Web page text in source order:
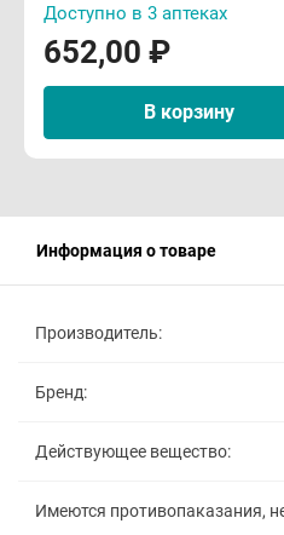
Доступно в 3 аптеках
652,00 ₽
В корзину
Информация о товаре
Производитель:
Бренд:
Действующее вещество:
Имеются противопаказания,